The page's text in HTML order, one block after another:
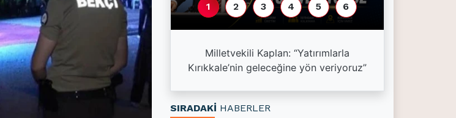
kurduğu Yeni Parti’nin logosu
tartışma yarattı
Kiralar Son Bir Yılda Ne Kadar
Arttı?
Milletvekili Kaplan: “Yatırımlarla
Kırıkkale’nin geleceğine yön veriyoruz”
1 2 3 4 5 6
SIRADAKİ HABERLER